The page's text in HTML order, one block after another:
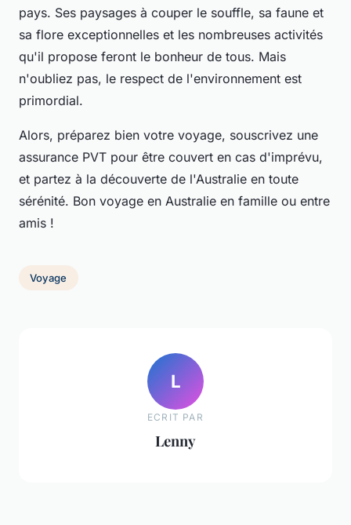
pays. Ses paysages à couper le souffle, sa faune et
sa flore exceptionnelles et les nombreuses activités
qu'il propose feront le bonheur de tous. Mais
n'oubliez pas, le respect de l'environnement est
primordial.
Alors, préparez bien votre voyage, souscrivez une
assurance PVT pour être couvert en cas d'imprévu,
et partez à la découverte de l'Australie en toute
sérénité. Bon voyage en Australie en famille ou entre
amis !
Voyage
L
ECRIT PAR
Lenny